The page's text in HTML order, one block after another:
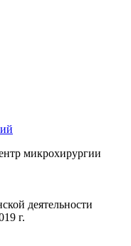
микрохирургии
деятельности
г.